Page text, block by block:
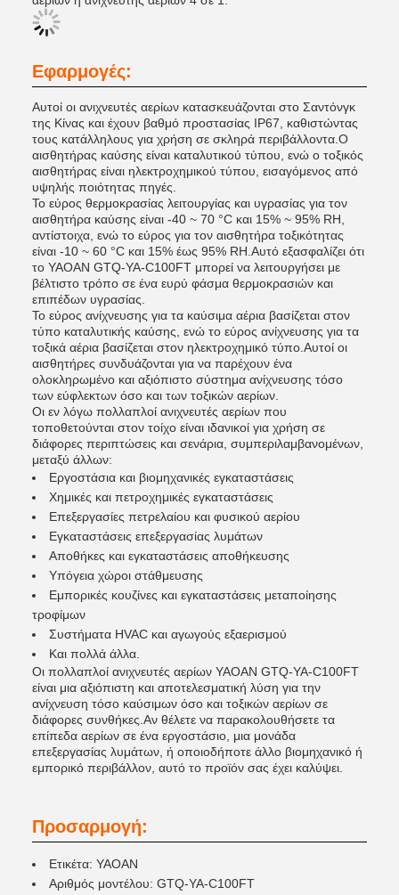
Εφαρμογές:
Αυτοί οι ανιχνευτές αερίων κατασκευάζονται στο Σαντόνγκ
της Κίνας και έχουν βαθμό προστασίας IP67, καθιστώντας
τους κατάλληλους για χρήση σε σκληρά περιβάλλοντα.Ο
αισθητήρας καύσης είναι καταλυτικού τύπου, ενώ ο τοξικός
αισθητήρας είναι ηλεκτροχημικού τύπου, εισαγόμενος από
υψηλής ποιότητας πηγές.
Το εύρος θερμοκρασίας λειτουργίας και υγρασίας για τον
αισθητήρα καύσης είναι -40 ~ 70 °C και 15% ~ 95% RH,
αντίστοιχα, ενώ το εύρος για τον αισθητήρα τοξικότητας
είναι -10 ~ 60 °C και 15% έως 95% RH.Αυτό εξασφαλίζει ότι
το YAOAN GTQ-YA-C100FT μπορεί να λειτουργήσει με
βέλτιστο τρόπο σε ένα ευρύ φάσμα θερμοκρασιών και
επιπέδων υγρασίας.
Το εύρος ανίχνευσης για τα καύσιμα αέρια βασίζεται στον
τύπο καταλυτικής καύσης, ενώ το εύρος ανίχνευσης για τα
τοξικά αέρια βασίζεται στον ηλεκτροχημικό τύπο.Αυτοί οι
αισθητήρες συνδυάζονται για να παρέχουν ένα
ολοκληρωμένο και αξιόπιστο σύστημα ανίχνευσης τόσο
των εύφλεκτων όσο και των τοξικών αερίων.
Οι εν λόγω πολλαπλοί ανιχνευτές αερίων που
τοποθετούνται στον τοίχο είναι ιδανικοί για χρήση σε
διάφορες περιπτώσεις και σενάρια, συμπεριλαμβανομένων,
μεταξύ άλλων:
Εργοστάσια και βιομηχανικές εγκαταστάσεις
Χημικές και πετροχημικές εγκαταστάσεις
Επεξεργασίες πετρελαίου και φυσικού αερίου
Εγκαταστάσεις επεξεργασίας λυμάτων
Αποθήκες και εγκαταστάσεις αποθήκευσης
Υπόγεια χώροι στάθμευσης
Εμπορικές κουζίνες και εγκαταστάσεις μεταποίησης
τροφίμων
Συστήματα HVAC και αγωγούς εξαερισμού
Και πολλά άλλα.
Οι πολλαπλοί ανιχνευτές αερίων YAOAN GTQ-YA-C100FT
είναι μια αξιόπιστη και αποτελεσματική λύση για την
ανίχνευση τόσο καύσιμων όσο και τοξικών αερίων σε
διάφορες συνθήκες.Αν θέλετε να παρακολουθήσετε τα
επίπεδα αερίων σε ένα εργοστάσιο, μια μονάδα
επεξεργασίας λυμάτων, ή οποιοδήποτε άλλο βιομηχανικό ή
εμπορικό περιβάλλον, αυτό το προϊόν σας έχει καλύψει.
Προσαρμογή:
Ετικέτα: YAOAN
Αριθμός μοντέλου: GTQ-YA-C100FT